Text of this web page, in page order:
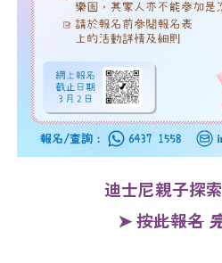
迪士尼親子探
➤按此報名